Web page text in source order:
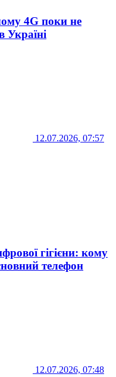
4G поки не
Україні
12.07.2026, 07:57
гігієни: кому
телефон
12.07.2026, 07:48